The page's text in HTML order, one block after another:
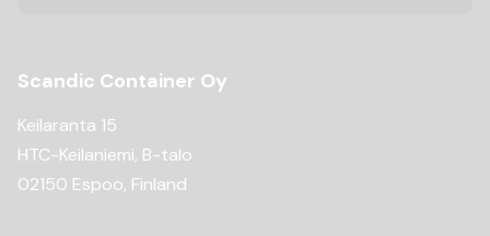
Scandic Container Oy
Keilaranta 15
HTC-Keilaniemi, B-talo
02150 Espoo, Finland